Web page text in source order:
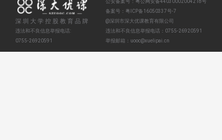
深圳大学控股教育品牌
违法和不良信息举报电话:
0755-26920591
公安备案号： 粤公网安备44030002004218号
备案号： 粤ICP备16050337号-7
@深圳市深大优课教育有限公司
违法和不良信息举报电话： 0755-26920591
举报邮箱： uooc@xuelipai.cn